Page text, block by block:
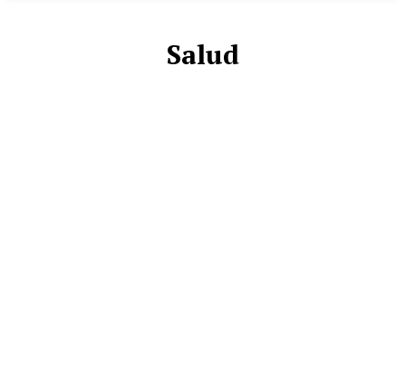
Salud